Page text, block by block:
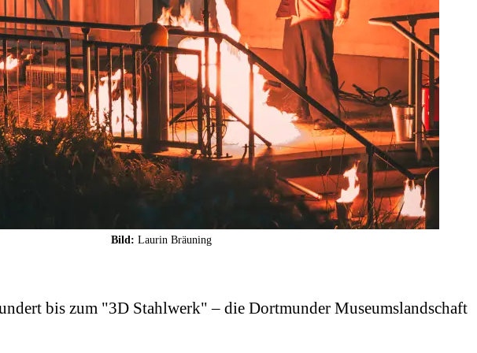
Bild: Laurin Bräuning
bis zum "3D Stahlwerk" – die Dortmunder Museumslandschaft